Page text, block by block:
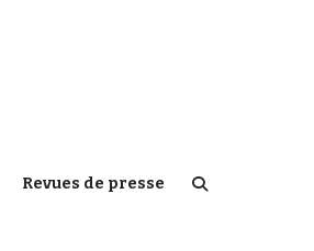
Revues de presse